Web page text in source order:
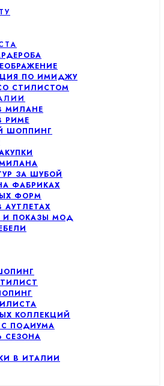
ПО ИМИДЖУ
СТИЛИСТОМ
МИЛАНЕ
РИМЕ
ШОППИНГ
ЗА ШУБОЙ
ФАБРИКАХ
ФОРМ
И ПОКАЗЫ МОД
КОЛЛЕКЦИЙ
ПОДИУМА
СЕЗОНА
В ИТАЛИИ